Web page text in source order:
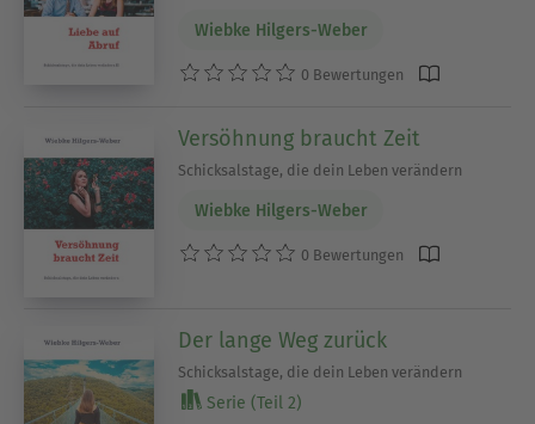
Wiebke Hilgers-Weber
0 Bewertungen
Versöhnung braucht Zeit
Schicksalstage, die dein Leben verändern
Wiebke Hilgers-Weber
0 Bewertungen
Der lange Weg zurück
Schicksalstage, die dein Leben verändern
Serie (Teil 2)